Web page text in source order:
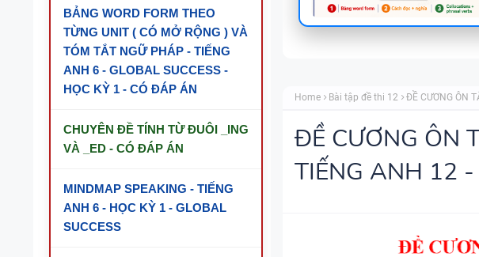
BẢNG WORD FORM THEO
TỪNG UNIT ( CÓ MỞ RỘNG ) VÀ
TÓM TẮT NGỮ PHÁP - TIẾNG
ANH 6 - GLOBAL SUCCESS -
HỌC KỲ 1 - CÓ ĐÁP ÁN
CHUYÊN ĐỀ TÍNH TỪ ĐUÔI _ING
VÀ _ED - CÓ ĐÁP ÁN
MINDMAP SPEAKING - TIẾNG
ANH 6 - HỌC KỲ 1 - GLOBAL
SUCCESS
Home Bài tập đề thi 12 ĐỀ CƯƠNG ÔN
ĐỀ CƯƠNG ÔN
TIẾNG ANH 12